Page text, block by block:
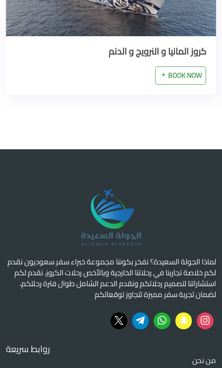
كروز المانيا و النرويج و الدنم
BOOK NOW
لماذا الجولة السعيدة؟ نفخر بكوننا مجموعة خبراء سفر سعوديون نقدم
لكم خلاصة تجاربنا في رحلاتنا الخارجية وبالأخص رحلات الكروز، نقدم لكم
استشاراتنا لتصميم رحلاتكم ونقدم الدعم الشامل طوال فترة رحلتكم،
لضمان تجربة سفر مميزة تتجاوز توقعاتكم
روابط سريعة
من نحن